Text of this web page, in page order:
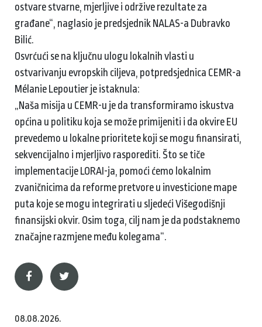
ostvare stvarne, mjerljive i održive rezultate za
građane“, naglasio je predsjednik NALAS-a Dubravko
Bilić.
Osvrćući se na ključnu ulogu lokalnih vlasti u
ostvarivanju evropskih ciljeva, potpredsjednica CEMR-a
Mélanie Lepoutier je istaknula:
„Naša misija u CEMR-u je da transformiramo iskustva
općina u politiku koja se može primijeniti i da okvire EU
prevedemo u lokalne prioritete koji se mogu finansirati,
sekvencijalno i mjerljivo rasporediti. Što se tiče
implementacije LORAI-ja, pomoći ćemo lokalnim
zvaničnicima da reforme pretvore u investicione mape
puta koje se mogu integrirati u sljedeći Višegodišnji
finansijski okvir. Osim toga, cilj nam je da podstaknemo
značajne razmjene među kolegama“.
08.08.2026.